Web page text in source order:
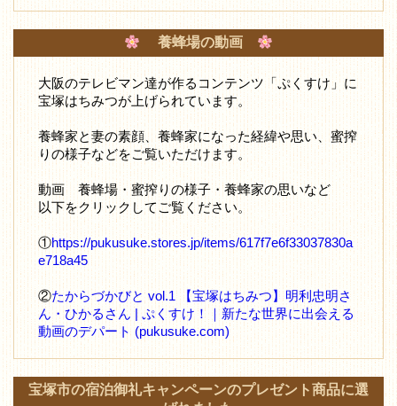
養蜂場の動画
大阪のテレビマン達が作るコンテンツ「ぷくすけ」に
宝塚はちみつが上げられています。
養蜂家と妻の素顔、養蜂家になった経緯や思い、蜜搾
りの様子などをご覧いただけます。
動画 養蜂場・蜜搾りの様子・養蜂家の思いなど
以下をクリックしてご覧ください。
①https://pukusuke.stores.jp/items/617f7e6f33037830a
e718a45
②たからづかびと vol.1 【宝塚はちみつ】明利忠明さ
ん・ひかるさん | ぷくすけ！｜新たな世界に出会える
動画のデパート (pukusuke.com)
宝塚市の宿泊御礼キャンペーンのプレゼント商品に選